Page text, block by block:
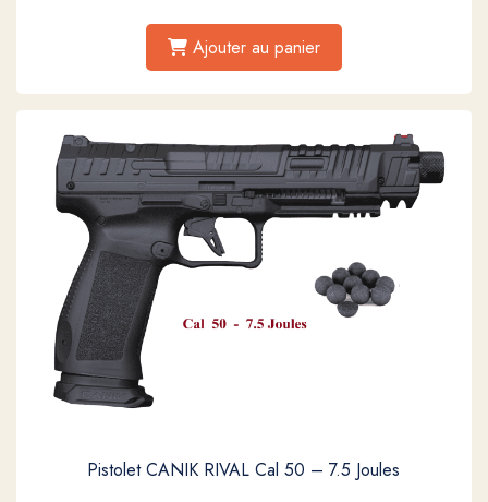
Ajouter au panier
Pistolet CANIK RIVAL Cal 50 – 7.5 Joules